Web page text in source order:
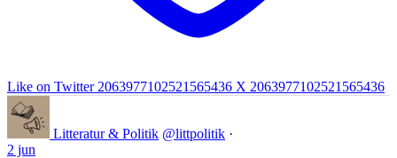
Like on Twitter 2063977102521565436 X 2063977102521565436
Litteratur & Politik @littpolitik ·
2 jun